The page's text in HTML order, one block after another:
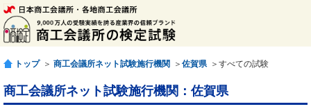
トップ ＞ 商工会議所ネット試験施行機関 ＞ 佐賀県 ＞すべての試験
商工会議所ネット試験施行機関：佐賀県